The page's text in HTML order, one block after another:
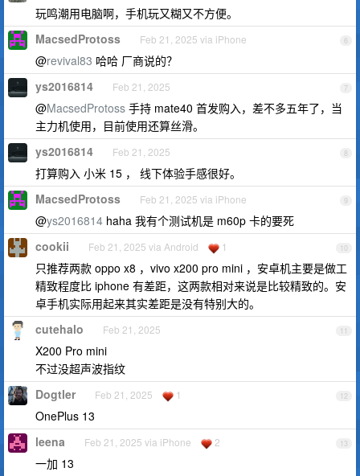
玩鸣潮用电脑啊，手机玩又糊又不方便。
6
MacsedProtoss Feb 21, 2025 via iPhone
@revival83 哈哈 厂商说的？
7
ys2016814 Feb 21, 2025
@MacsedProtoss 手持 mate40 首发购入，差不多五年了，当
主力机使用，目前使用还算丝滑。
8
ys2016814 Feb 21, 2025
打算购入 小米 15 ， 线下体验手感很好。
9
MacsedProtoss Feb 21, 2025 via iPhone
@ys2016814 haha 我有个测试机是 m60p 卡的要死
10
cookii Feb 21, 2025 via Android 1
只推荐两款 oppo x8 ，vivo x200 pro mini ，安卓机主要是做工
精致程度比 iphone 有差距，这两款相对来说是比较精致的。安
卓手机实际用起来其实差距是没有特别大的。
11
cutehalo Feb 21, 2025
X200 Pro mini
不过没超声波指纹
12
Dogtler Feb 21, 2025 1
OnePlus 13
13
leena Feb 21, 2025 via iPhone 2
一加 13